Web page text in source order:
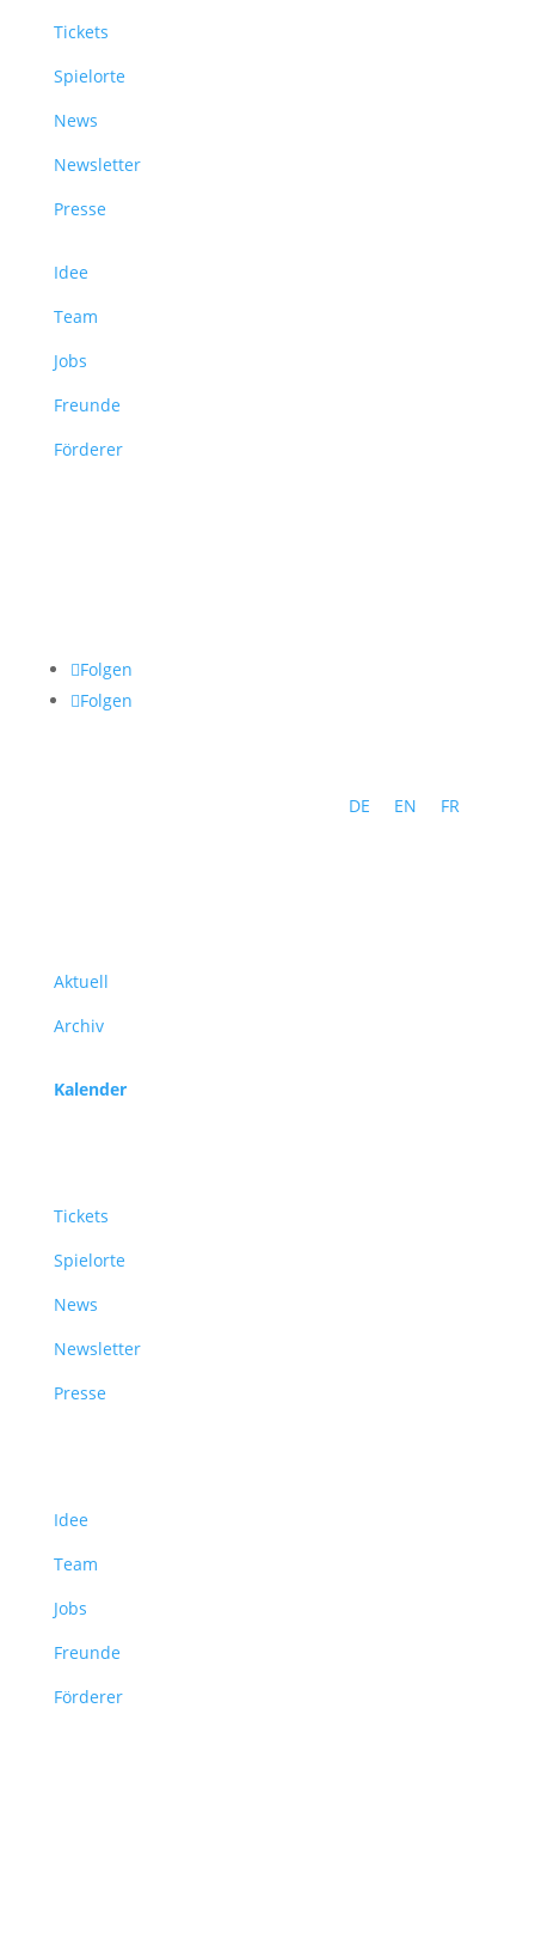
Tickets
Spielorte
News
Newsletter
Presse
Idee
Team
Jobs
Freunde
Förderer
Folgen
Folgen
DE EN FR
Aktuell
Archiv
Kalender
Tickets
Spielorte
News
Newsletter
Presse
Idee
Team
Jobs
Freunde
Förderer